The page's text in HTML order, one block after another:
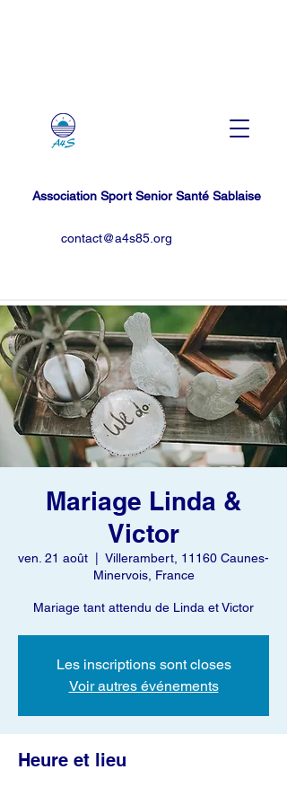
contact@a4s85.org
Association Sport Senior Santé Sablaise
Mariage Linda &
Victor
ven. 21 août
Villerambert, 11160 Caunes-
Minervois, France
Mariage tant attendu de Linda et Victor
Les inscriptions sont closes
Voir autres événements
Heure et lieu